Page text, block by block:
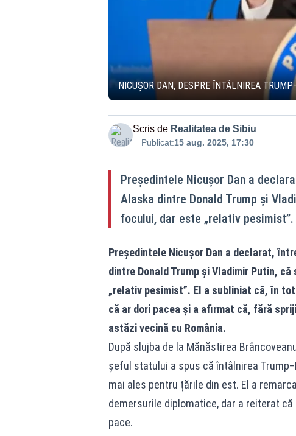
NICUȘOR DAN, DESPRE ÎNTÂLNIREA
Scris de Realitatea de Sibiu
Publicat:15 aug. 2025, 17:30
Președintele Nicușor Dan a
Alaska dintre Donald Trump și
focului, dar este „relativ pesimist”.
Președintele Nicușor Dan a declarat,
dintre Donald Trump și Vladimir Putin,
„relativ pesimist”. El a subliniat că, în
că ar dori pacea și a afirmat că, fără
astăzi vecină cu România.
După slujba de la Mănăstirea
șeful statului a spus că întâlnirea
mai ales pentru țările din est. El a
demersurile diplomatice, dar a reiterat
pace.